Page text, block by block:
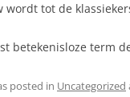
wordt tot de
betekenisloze term
posted in Uncategorized